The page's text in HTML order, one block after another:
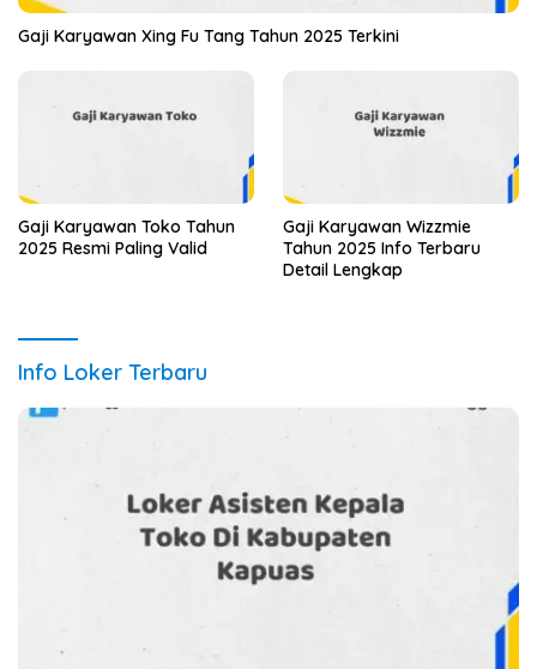
Gaji Karyawan Xing Fu Tang Tahun 2025 Terkini
Gaji Karyawan Toko Tahun
2025 Resmi Paling Valid
Gaji Karyawan Wizzmie
Tahun 2025 Info Terbaru
Detail Lengkap
Info Loker Terbaru